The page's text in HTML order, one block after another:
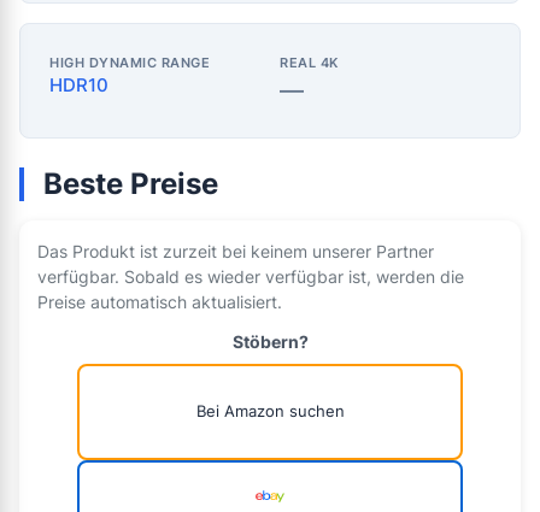
HIGH DYNAMIC RANGE
HDR10
REAL 4K
—
Beste Preise
Das Produkt ist zurzeit bei keinem unserer Partner
verfügbar. Sobald es wieder verfügbar ist, werden die
Preise automatisch aktualisiert.
Stöbern?
Bei Amazon suchen